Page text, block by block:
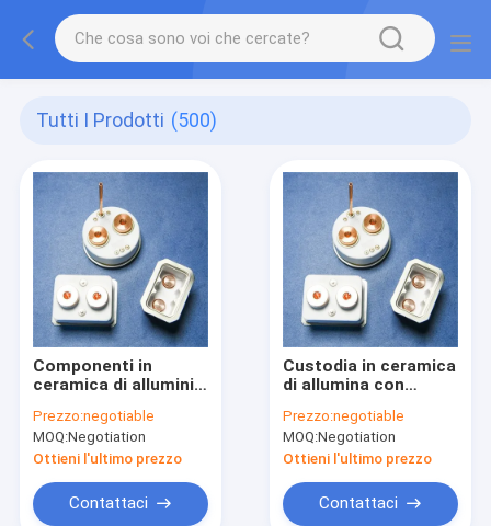
Tutti I Prodotti (500)
Componenti in
ceramica di alluminio
all'usura con tenuta
al gas ≤ 1,0 × 10^-11 e
coefficiente di
espansione termica
7,5 × 10^-6/K
Prezzo:negotiable
MOQ:Negotiation
Ottieni l'ultimo prezzo
Contattaci
Custodia in ceramica
di allumina con
esercizio di 1600°C,
tensione di rottura di
20 KV/mm e alta
resistenza all'usura
per elettronica e
protezione termica
Prezzo:negotiable
MOQ:Negotiation
Ottieni l'ultimo prezzo
Contattaci